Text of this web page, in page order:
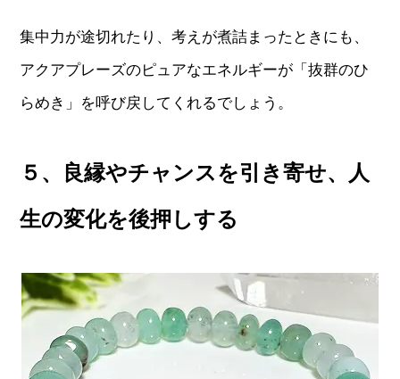
集中力が途切れたり、考えが煮詰まったときにも、
アクアプレーズのピュアなエネルギーが「抜群のひ
らめき」を呼び戻してくれるでしょう。
５、良縁やチャンスを引き寄せ、人
生の変化を後押しする